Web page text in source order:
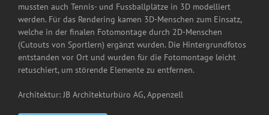
mussten auch Tennis- und Fussballplätze in 3D modelliert
werden. Für das Rendering kamen 3D-Menschen zum Einsatz,
welche in der finalen Fotomontage durch 2D-Menschen
(Cutouts von Sportlern) ergänzt wurden. Die Hintergrundfotos
entstanden vor Ort und wurden für die Fotomontage leicht
retuschiert, um störende Elemente zu entfernen.
Architektur: JB Architekturbüro AG, Appenzell